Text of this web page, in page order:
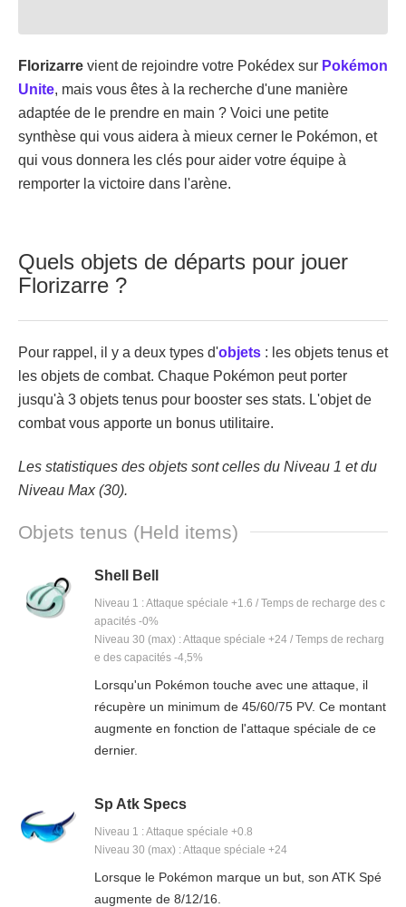
Florizarre vient de rejoindre votre Pokédex sur Pokémon
Unite, mais vous êtes à la recherche d'une manière
adaptée de le prendre en main ? Voici une petite
synthèse qui vous aidera à mieux cerner le Pokémon, et
qui vous donnera les clés pour aider votre équipe à
remporter la victoire dans l'arène.
Quels objets de départs pour jouer
Florizarre ?
Pour rappel, il y a deux types d'objets : les objets tenus et
les objets de combat. Chaque Pokémon peut porter
jusqu'à 3 objets tenus pour booster ses stats. L'objet de
combat vous apporte un bonus utilitaire.
Les statistiques des objets sont celles du Niveau 1 et du
Niveau Max (30).
Objets tenus (Held items)
Shell Bell
Niveau 1 : Attaque spéciale +1.6 / Temps de recharge des c
apacités -0%
Niveau 30 (max) : Attaque spéciale +24 / Temps de recharg
e des capacités -4,5%
Lorsqu'un Pokémon touche avec une attaque, il
récupère un minimum de 45/60/75 PV. Ce montant
augmente en fonction de l'attaque spéciale de ce
dernier.
Sp Atk Specs
Niveau 1 : Attaque spéciale +0.8
Niveau 30 (max) : Attaque spéciale +24
Lorsque le Pokémon marque un but, son ATK Spé
augmente de 8/12/16.